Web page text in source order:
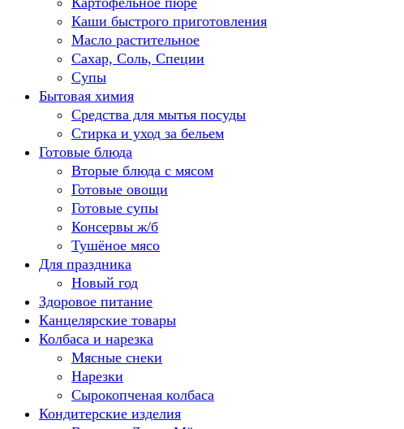
Каши быстрого приготовления
Масло растительное
Сахар, Соль, Специи
Супы
Бытовая химия
Средства для мытья посуды
Стирка и уход за бельем
Готовые блюда
Вторые блюда с мясом
Готовые овощи
Готовые супы
Консервы ж/б
Тушёное мясо
Для праздника
Новый год
Здоровое питание
Канцелярские товары
Колбаса и нарезка
Мясные снеки
Нарезки
Сырокопченая колбаса
Кондитерские изделия